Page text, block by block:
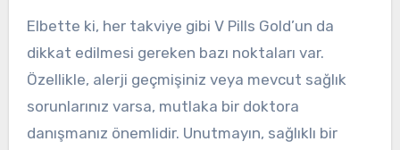
Elbette ki, her takviye gibi V Pills Gold’un da
dikkat edilmesi gereken bazı noktaları var.
Özellikle, alerji geçmişiniz veya mevcut sağlık
sorunlarınız varsa, mutlaka bir doktora
danışmanız önemlidir. Unutmayın, sağlıklı bir